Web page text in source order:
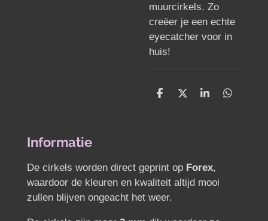
muurcirkels. Zo
creëer je een echte
eyecatcher voor in
huis!
D
D
S
D
Informatie
De cirkels worden direct geprint op Forex,
waardoor de kleuren en kwaliteit altijd mooi
zullen blijven ongeacht het weer.